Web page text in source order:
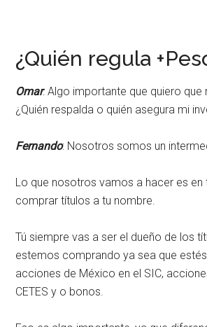
¿Quién regula
Omar: Algo importante que quiero
¿Quién respalda o quién asegura mi
Fernando: Nosotros somos un
Lo que nosotros vamos a hacer es
comprar títulos a tu nombre.
Tú siempre vas a ser el dueño de los
estemos comprando ya sea que
acciones de México en el SIC,
CETES y o bonos.